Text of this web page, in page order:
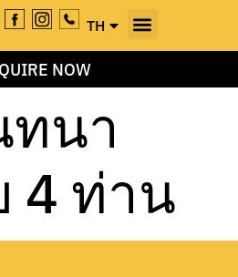
TH
EN
NOW
นา
4 ท่าน